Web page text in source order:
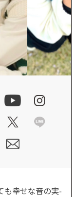
幸せな音の実-